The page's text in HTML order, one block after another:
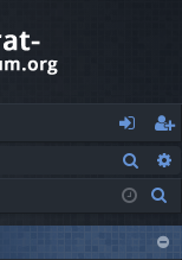
n
m
eg
ist
rie